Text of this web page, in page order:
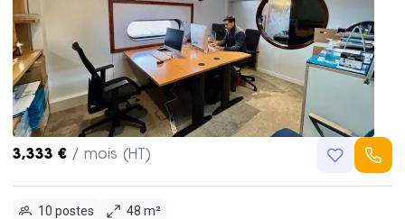
3,333 € / mois (HT)
10 postes
48 m²